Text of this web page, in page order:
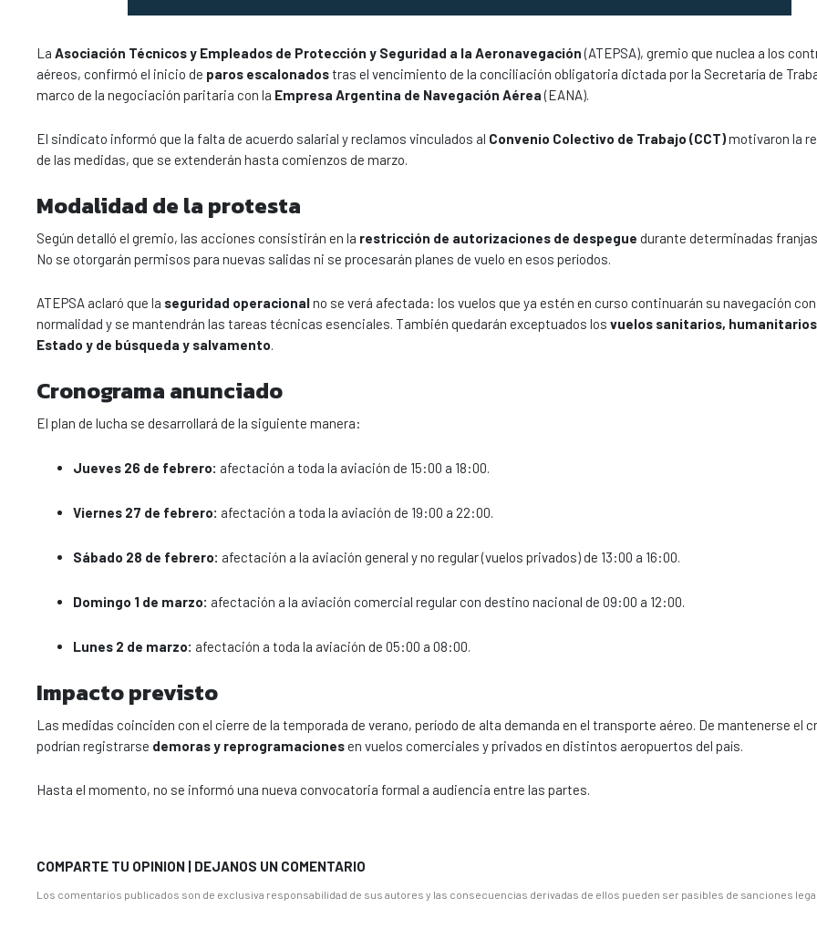
La Asociación Técnicos y Empleados de Protección y Seguridad a la Aeronavegación(ATEPSA), gremio que nuclea a los
aéreos, confirmó el inicio de paros escalonadostras el vencimiento de la conciliación obligatoria dictada por la Secretaría de
marco de la negociación paritaria con la Empresa Argentina de Navegación Aérea(EANA).
El sindicato informó que la falta de acuerdo salarial y reclamos vinculados al Convenio Colectivo de Trabajo (CCT)motivaron la
de las medidas, que se extenderán hasta comienzos de marzo.
Modalidad de la protesta
Según detalló el gremio, las acciones consistirán en la restricción de autorizaciones de despegue durante determinadas
No se otorgarán permisos para nuevas salidas ni se procesarán planes de vuelo en esos períodos.
ATEPSA aclaró que la seguridad operacionalno se verá afectada: los vuelos que ya estén en curso continuarán su navegación con
normalidad y se mantendrán las tareas técnicas esenciales. También quedarán exceptuados los vuelos sanitarios,
Estado y de búsqueda y salvamento.
Cronograma anunciado
El plan de lucha se desarrollará de la siguiente manera:
Jueves 26 de febrero: afectación a toda la aviación de 15:00 a 18:00.
Viernes 27 de febrero: afectación a toda la aviación de 19:00 a 22:00.
Sábado 28 de febrero: afectación a la aviación general y no regular (vuelos privados) de 13:00 a 16:00.
Domingo 1 de marzo: afectación a la aviación comercial regular con destino nacional de 09:00 a 12:00.
Lunes 2 de marzo: afectación a toda la aviación de 05:00 a 08:00.
Impacto previsto
Las medidas coinciden con el cierre de la temporada de verano, período de alta demanda en el transporte aéreo. De mantenerse el
podrían registrarse demoras y reprogramacionesen vuelos comerciales y privados en distintos aeropuertos del país.
Hasta el momento, no se informó una nueva convocatoria formal a audiencia entre las partes.
COMPARTE TU OPINION | DEJANOS UN COMENTARIO
Los comentarios publicados son de exclusiva responsabilidad de sus autores y las consecuencias derivadas de ellos pueden ser pasibles de sanciones